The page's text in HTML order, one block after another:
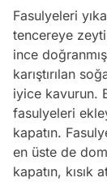
Fasulyeleri
tencereye
ince
karıştırılan
iyice kavurun.
fasulyeleri
kapatın.
en üste de
kapatın, kısık